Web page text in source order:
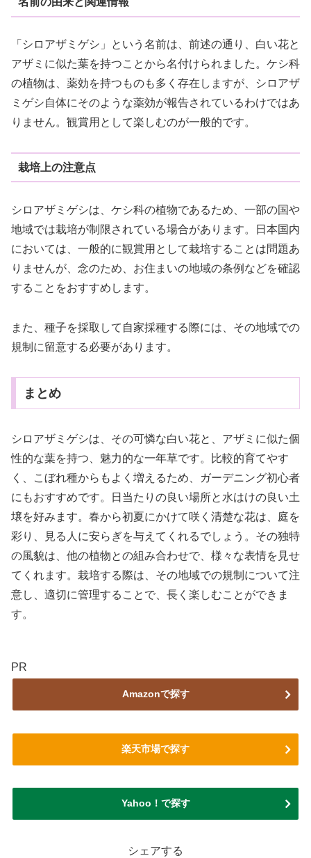
「シロアザミゲシ」という名前は、前述の通り、白い花と
アザミに似た葉を持つことから名付けられました。ケシ科
の植物は、薬効を持つものも多く存在しますが、シロアザ
ミゲシ自体にそのような薬効が報告されているわけではあ
りません。観賞用として楽しむのが一般的です。
栽培上の注意点
シロアザミゲシは、ケシ科の植物であるため、一部の国や
地域では栽培が制限されている場合があります。日本国内
においては、一般的に観賞用として栽培することは問題あ
りませんが、念のため、お住まいの地域の条例などを確認
することをおすすめします。
また、種子を採取して自家採種する際には、その地域での
規制に留意する必要があります。
まとめ
シロアザミゲシは、その可憐な白い花と、アザミに似た個
性的な葉を持つ、魅力的な一年草です。比較的育てやす
く、こぼれ種からもよく増えるため、ガーデニング初心者
にもおすすめです。日当たりの良い場所と水はけの良い土
壌を好みます。春から初夏にかけて咲く清楚な花は、庭を
彩り、見る人に安らぎを与えてくれるでしょう。その独特
の風貌は、他の植物との組み合わせで、様々な表情を見せ
てくれます。栽培する際は、その地域での規制について注
意し、適切に管理することで、長く楽しむことができま
す。
PR
Amazonで探す
楽天市場で探す
Yahoo！で探す
シェアする